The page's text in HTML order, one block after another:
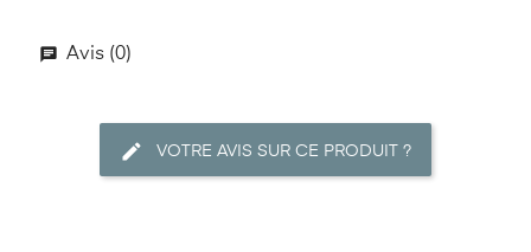
Avis (0)
VOTRE AVIS SUR CE PRODUIT ?